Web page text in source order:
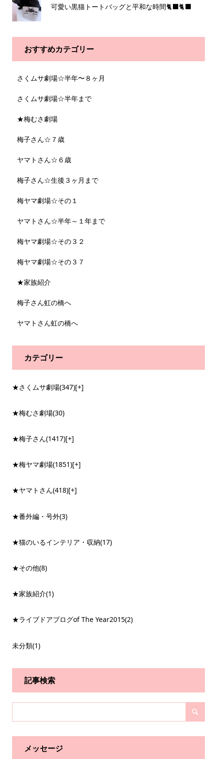
可愛い黒猫トートバッグと平和な時間🐈‍⬛🐈‍⬛
おすすめカテゴリー
さくムサ劇場☆半年〜８ヶ月
さくムサ劇場☆半年まで
★梅むさ劇場
梅子さん☆７歳
ヤマトさん☆６歳
梅子さん☆生後３ヶ月まで
梅ヤマ劇場☆その１
ヤマトさん☆半年～１年まで
梅ヤマ劇場☆その３２
梅ヤマ劇場☆その３７
★家族紹介
梅子さん虹の橋へ
ヤマトさん虹の橋へ
カテゴリー
★さくムサ劇場(347)[+]
★梅むさ劇場(30)
★梅子さん(1417)[+]
★梅ヤマ劇場(1851)[+]
★ヤマトさん(418)[+]
★番外編・号外(3)
★猫のいるインテリア・収納(17)
★その他(8)
★家族紹介(1)
★ライブドアブログof The Year2015(2)
未分類(1)
記事検索
メッセージ